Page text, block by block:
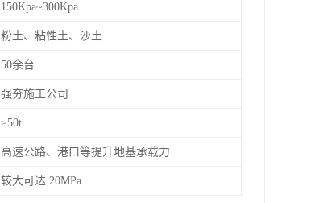
150Kpa~300Kpa
粉土、粘性土、沙土
50余台
强夯施工公司
≥50t
高速公路、港口等提升地基承载力
较大可达 20MPa